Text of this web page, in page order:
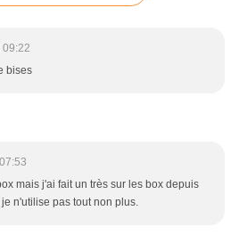
bises
mais j'ai fait un très sur les box depuis
n'utilise pas tout non plus.